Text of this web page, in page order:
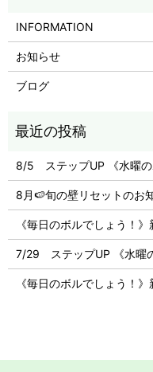
INFORMATION
お知らせ
ブログ
8/5 ステップUP 《水曜の
8月🍉旬の壁リセットのお
《毎日のボルでしょう！
7/29 ステップUP 《水曜
《毎日のボルでしょう！